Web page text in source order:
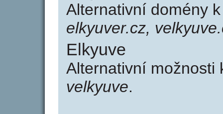
Alternativní domény
elkyuver.cz,
Elkyuve
Alternativní
velkyuve.